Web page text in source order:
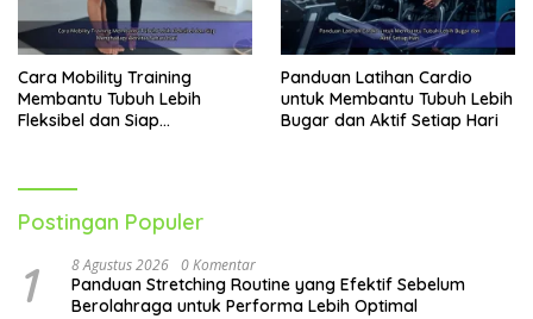
Cara Mobility Training
Membantu Tubuh Lebih
Fleksibel dan Siap
Panduan Latihan Cardio
untuk Membantu Tubuh Lebih
Bugar dan Aktif Setiap Hari
Postingan Populer
1 8 Agustus 2026 0 Komentar
Panduan Stretching Routine yang Efektif Sebelum
Berolahraga untuk Performa Lebih Optimal